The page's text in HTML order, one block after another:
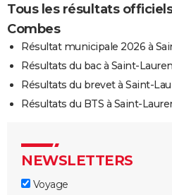
Tous les résultats
Combes
Résultat municipale 2026 à
Résultats du bac à Saint-
Résultats du brevet à Saint-
Résultats du BTS à Saint-
NEWSLETTERS
Voyage